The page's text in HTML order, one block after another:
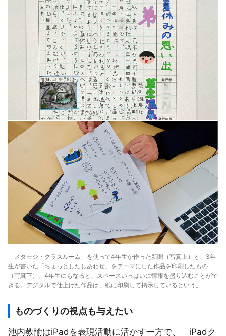
「メタモジ・クラスルーム」を使って4年生が作った新聞（写真上）と、3年
生が書いた「ちょっとしたしあわせ」をテーマにした作品を印刷したもの
（写真下）。4年生にもなると、スペースいっぱいに情報を盛り込むことがで
きる。デジタルで仕上げた作品は、紙に印刷して掲示しているという。
ものづくりの視点も与えたい
池内教諭はiPadを表現活動に活かす一方で、「iPadク